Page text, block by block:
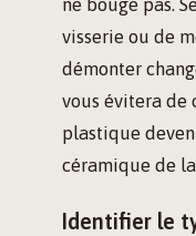
visserie ou de
démonter
vous évitera de
plastique
céramique de
Identifier le